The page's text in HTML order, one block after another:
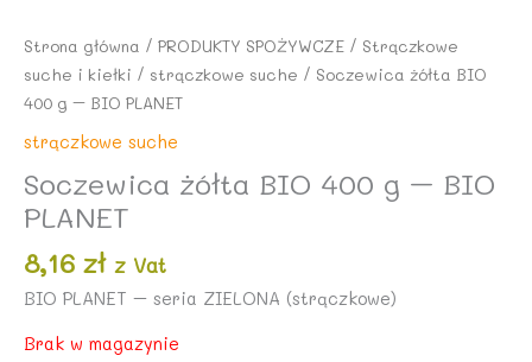
Strona główna / PRODUKTY SPOŻYWCZE / Strączkowe
suche i kiełki / strączkowe suche / Soczewica żółta BIO
400 g – BIO PLANET
strączkowe suche
Soczewica żółta BIO 400 g – BIO
PLANET
8,16 zł z Vat
BIO PLANET – seria ZIELONA (strączkowe)
Brak w magazynie